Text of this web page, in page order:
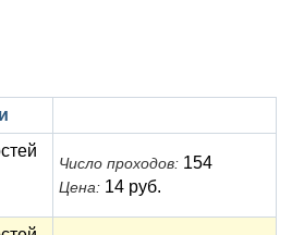
Число проходов: 154
Цена: 14 руб.